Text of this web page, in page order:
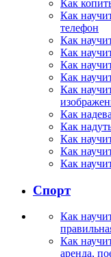
Как
Как
телефон
Как
Как
Как
Как
Как
Как
Как
Как
Как
Как
Спорт
Как
Как
аренда,